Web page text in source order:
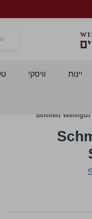
יינות וויסקי
Schmitt Weingut